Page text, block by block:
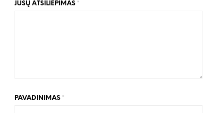
JŪSŲ ATSILIEPIMAS *
PAVADINIMAS *